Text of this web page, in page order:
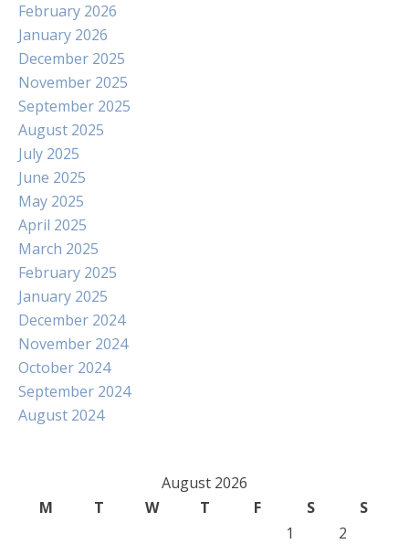
February 2026
January 2026
December 2025
November 2025
September 2025
August 2025
July 2025
June 2025
May 2025
April 2025
March 2025
February 2025
January 2025
December 2024
November 2024
October 2024
September 2024
August 2024
August 2026
M
T W T F S
S
1
2